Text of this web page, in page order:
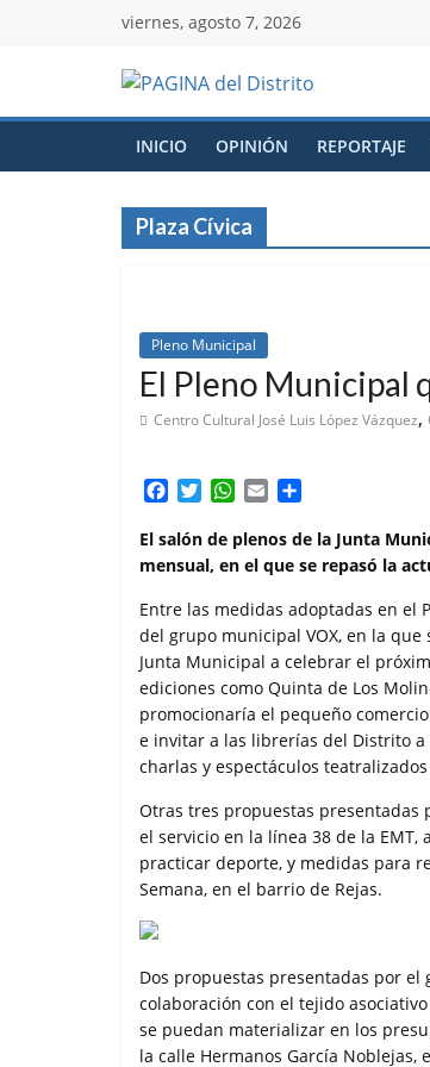
viernes, agosto 7, 2026
INICIO OPINIÓN REPORTAJE
Plaza Cívica
Pleno Municipal
El Pleno Municipal
Centro Cultural José Luis López Vázquez,
c
e
o
o
k
i
t
e
r
W
a
t
A
p
p
a
i
m
p
r
t
i
r
El salón de plenos de la Junta
mensual, en el que se repasó la
Entre las medidas adoptadas en el
del grupo municipal VOX, en la que
Junta Municipal a celebrar el
ediciones como Quinta de Los
promocionaría el pequeño
e invitar a las librerías del Distrito
charlas y espectáculos
Otras tres propuestas presentadas
el servicio en la línea 38 de la
practicar deporte, y medidas para
Semana, en el barrio de Rejas.
Dos propuestas presentadas por
colaboración con el tejido
se puedan materializar en los
la calle Hermanos García Noblejas,